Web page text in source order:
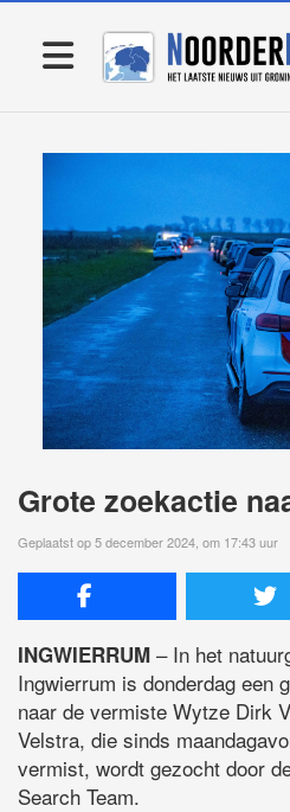
Grote zoekactie
Geplaatst op 5 december 2024, om 17:43 uur
INGWIERRUM – In het
Ingwierrum is donderdag een
naar de vermiste Wytze Dirk
Velstra, die sinds
vermist, wordt gezocht door
Search Team.